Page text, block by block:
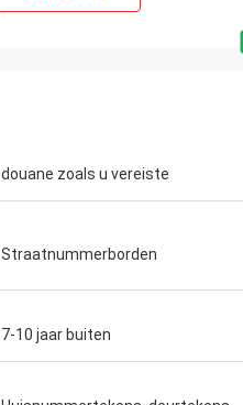
douane zoals u vereiste
Straatnummerborden
7-10 jaar buiten